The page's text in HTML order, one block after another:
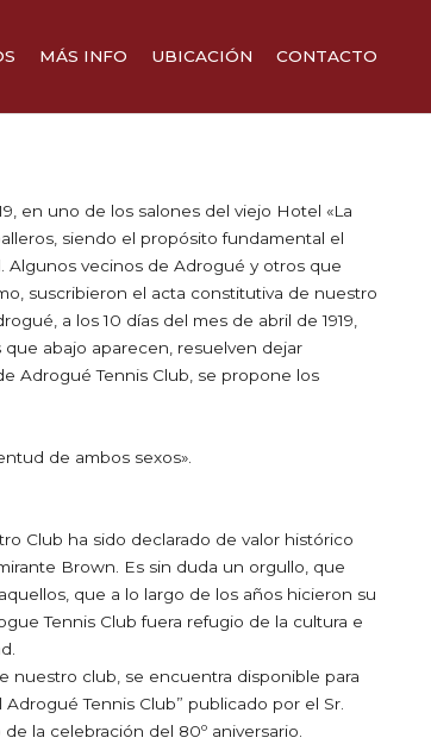
DE SALÓN
MÁS INFO
CÓMO LLEGAR
UBICACIÓN CONTACTO
en uno de los salones del viejo Hotel «La
siendo el propósito fundamental el
Algunos vecinos de Adrogué y otros que
suscribieron el acta constitutiva de nuestro
a los 10 días del mes de abril de 1919,
abajo aparecen, resuelven dejar
Adrogué Tennis Club, se propone los
de ambos sexos».
Club ha sido declarado de valor histórico
Brown. Es sin duda un orgullo, que
que a lo largo de los años hicieron su
Tennis Club fuera refugio de la cultura e
nuestro club, se encuentra disponible para
Tennis Club” publicado por el Sr.
la celebración del 80º aniversario.